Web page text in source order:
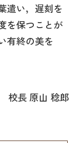
遣い，遅刻を
を保つことが
有終の美を
校長 原山 稔郎